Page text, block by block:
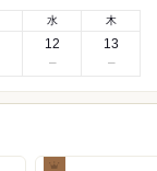
水
12
木
13